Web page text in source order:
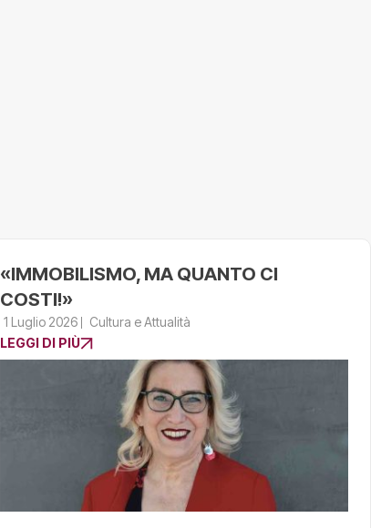
«IMMOBILISMO, MA QUANTO CI
COSTI!»
1 Luglio 2026
Cultura e Attualità
LEGGI DI PIÙ